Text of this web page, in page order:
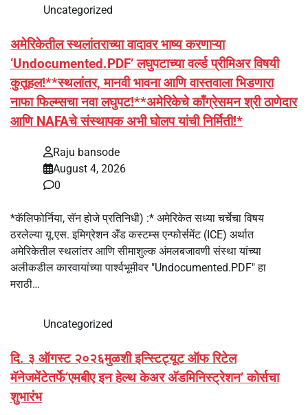
Uncategorized
अमेरिकेतील स्थलांतराच्या वादावर भाष्य करणाऱ्या
‘Undocumented.PDF’ लघुपटाच्या वर्ल्ड प्रीमिअर विषयी
कुतूहल!**स्थलांतर, मानवी भावना आणि वास्तवाला भिडणारा
नाफा फिल्म्सचा नवा लघुपट!**अमेरिकेचे काँग्रेसमन श्री ठाणेदार
आणि NAFAचे संस्थापक अभी घोलप यांची निर्मिती!*
Raju bansode
August 4, 2026
0
*कॅलिफोर्निया, सॅन होजे प्रतिनिधी) :* अमेरिकेत सध्या चर्चेचा विषय
ठरलेल्या यू.एस. इमिग्रेशन अँड कस्टम्स एन्फोर्समेंट (ICE) अर्थात
अमेरिकेतील स्थलांतर आणि सीमाशुल्क अंमलबजावणी संस्था यांच्या
अलीकडील कारवायांच्या पार्श्वभूमीवर "Undocumented.PDF" हा
मराठी…
Uncategorized
दि. ३ ऑगस्ट २०२६मुळशी इन्स्टिट्यूट ऑफ रिटेल
मॅनेजमेंटेतर्फे‘एमबीए इन हेल्थ केअर अ‍ॅडमिनिस्ट्रेशन’ कोर्सचा
शुभारंभ